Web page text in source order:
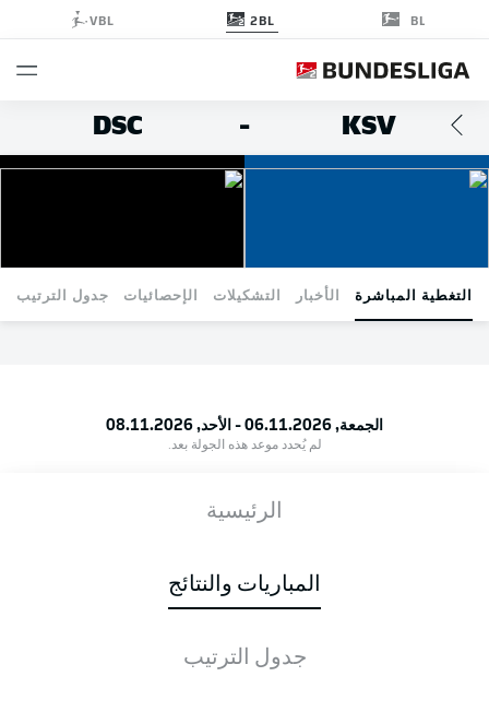
BL
2BL
VBL
الرئيسية
المباريات والنتائج
جدول الترتيب
KSV
-
DSC
التغطية المباشرة الأخبار التشكيلات الإحصائيات جدول الترتيب
الجمعة, 06.11.2026 - الأحد, 08.11.2026
لم يُحدد موعد هذه الجولة بعد.
إعلان